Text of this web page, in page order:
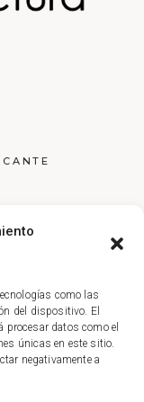
como las
del dispositivo. El
datos como el
únicas en este sitio.
negativamente a